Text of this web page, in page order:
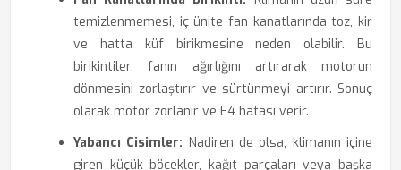
temizlenmemesi, iç ünite fan kanatlarında toz, kir
ve hatta küf birikmesine neden olabilir. Bu
birikintiler, fanın ağırlığını artırarak motorun
dönmesini zorlaştırır ve sürtünmeyi artırır. Sonuç
olarak motor zorlanır ve E4 hatası verir.
Yabancı Cisimler: Nadiren de olsa, klimanın içine
giren küçük böcekler, kağıt parçaları veya başka